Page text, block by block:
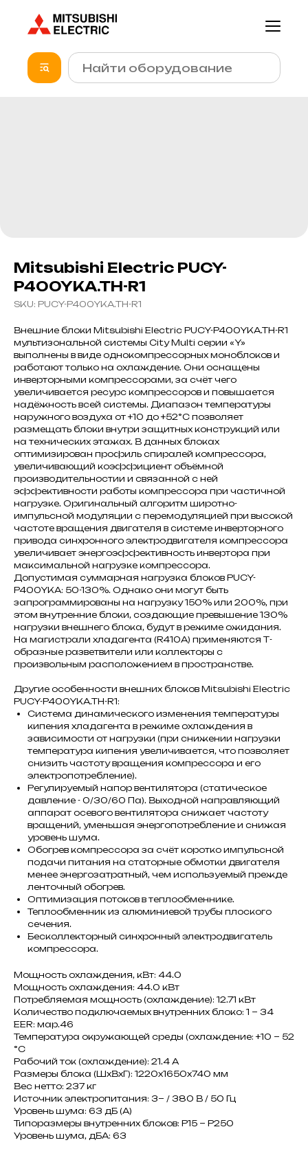
Mitsubishi Electric PUCY-
P400YKA.TH-R1
SKU: PUCY-P400YKA.TH-R1
Внешние блоки Mitsubishi Electric PUCY-P400YKA.TH-R1
мультизональной системы City Multi серии «Y»
выполнены в виде однокомпрессорных моноблоков и
работают только на охлаждение. Они оснащены
инверторными компрессорами, за счёт чего
увеличивается ресурс компрессоров и повышается
надёжность всей системы. Диапазон температуры
наружного воздуха от +10 до +52°С позволяет
размещать блоки внутри защитных конструкций или
на технических этажах. В данных блоках
оптимизирован профиль спиралей компрессора,
увеличивающий коэффициент объёмной
производительностии и связанной с ней
эффективности работы компрессора при частичной
нагрузке. Оригинальный алгоритм широтно-
импульсной модуляции с перемодуляцией при высокой
частоте вращения двигателя в системе инверторного
привода синхронного электродвигателя компрессора
увеличивает энергоэффективность инвертора при
максимальной нагрузке компрессора.
Допустимая суммарная нагрузка блоков PUCY-
P400YKA: 50-130%. Однако они могут быть
запрограммированы на нагрузку 150% или 200%, при
этом внутренние блоки, создающие превышение 130%
нагрузки внешнего блока, будут в режиме ожидания.
На магистрали хладагента (R410A) применяются Т-
образные разветвители или коллекторы с
произвольным расположением в пространстве.
Другие особенности внешних блоков Mitsubishi Electric
PUCY-P400YKA.TH-R1:
Система динамического изменения температуры
кипения хладагента в режиме охлаждения в
зависимости от нагрузки (при снижении нагрузки
температура кипения увеличивается, что позволяет
снизить частоту вращения компрессора и его
электропотребление).
Регулируемый напор вентилятора (статическое
давление - 0/30/60 Па). Выходной направляющий
аппарат осевого вентилятора снижает частоту
вращений, уменьшая энергопотребление и снижая
уровень шума.
Обогрев компрессора за счёт коротко импульсной
подачи питания на статорные обмотки двигателя
менее энергозатратный, чем используемый прежде
ленточный обогрев.
Оптимизация потоков в теплообменнике.
Теплообменник из алюминиевой трубы плоского
сечения.
Бесколлекторный синхронный электродвигатель
компрессора.
Мощность охлаждения, кВт: 44.0
Мощность охлаждения: 44.0 кВт
Потребляемая мощность (охлаждение): 12.71 кВт
Количество подключаемых внутренних блоко: 1 ~ 34
EER: мар.46
Температура окружающей среды (охлаждение: +10 ~ 52
°C
Рабочий ток (охлаждение): 21.4 A
Размеры блока (ШxВxГ): 1220x1650x740 мм
Вес нетто: 237 кг
Источник электропитания: 3~ / 380 В / 50 Гц
Уровень шума: 63 дБ (А)
Типоразмеры внутренних блоков: Р15 ~ Р250
Уровень шума, дБА: 63